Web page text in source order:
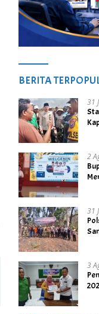
BERITA
31
2
31
3